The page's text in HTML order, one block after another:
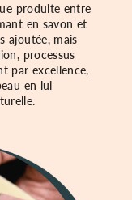
produite entre
en savon et
ajoutée, mais
processus
par excellence,
en lui